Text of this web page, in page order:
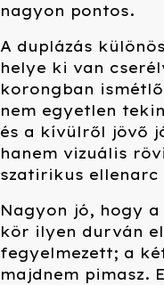
nagyon pontos.
A duplázás
helye ki van
korongban
nem egyetlen
és a kívülről jövő
hanem vizuális
szatirikus ellenarc
Nagyon jó, hogy
kör ilyen durván
fegyelmezett; a
majdnem pimasz.